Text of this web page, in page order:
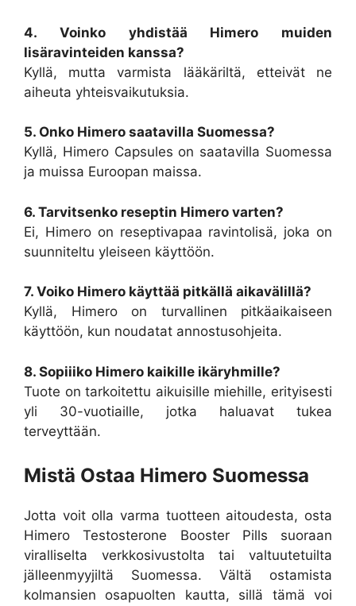
4. Voinko yhdistää Himero muiden
lisäravinteiden kanssa?
Kyllä, mutta varmista lääkäriltä, etteivät ne
aiheuta yhteisvaikutuksia.
5. Onko Himero saatavilla Suomessa?
Kyllä, Himero Capsules on saatavilla Suomessa
ja muissa Euroopan maissa.
6. Tarvitsenko reseptin Himero varten?
Ei, Himero on reseptivapaa ravintolisä, joka on
suunniteltu yleiseen käyttöön.
7. Voiko Himero käyttää pitkällä aikavälillä?
Kyllä, Himero on turvallinen pitkäaikaiseen
käyttöön, kun noudatat annostusohjeita.
8. Sopiiiko Himero kaikille ikäryhmille?
Tuote on tarkoitettu aikuisille miehille, erityisesti
yli 30-vuotiaille, jotka haluavat tukea
terveyttään.
Mistä Ostaa Himero Suomessa
Jotta voit olla varma tuotteen aitoudesta, osta
Himero Testosterone Booster Pills suoraan
viralliselta verkkosivustolta tai valtuutetuilta
jälleenmyyjiltä Suomessa. Vältä ostamista
kolmansien osapuolten kautta, sillä tämä voi